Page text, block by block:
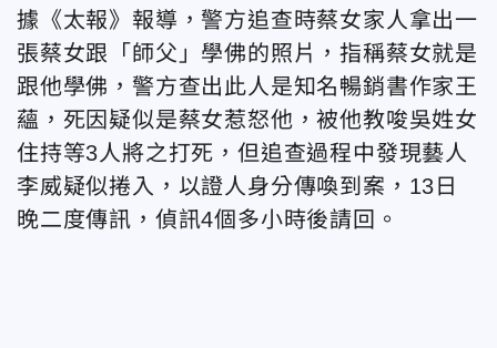
據《太報》報導，警方追查時蔡女家人拿出一
張蔡女跟「師父」學佛的照片，指稱蔡女就是
跟他學佛，警方查出此人是知名暢銷書作家王
蘊，死因疑似是蔡女惹怒他，被他教唆吳姓女
住持等3人將之打死，但追查過程中發現藝人
李威疑似捲入，以證人身分傳喚到案，13日
晚二度傳訊，偵訊4個多小時後請回。